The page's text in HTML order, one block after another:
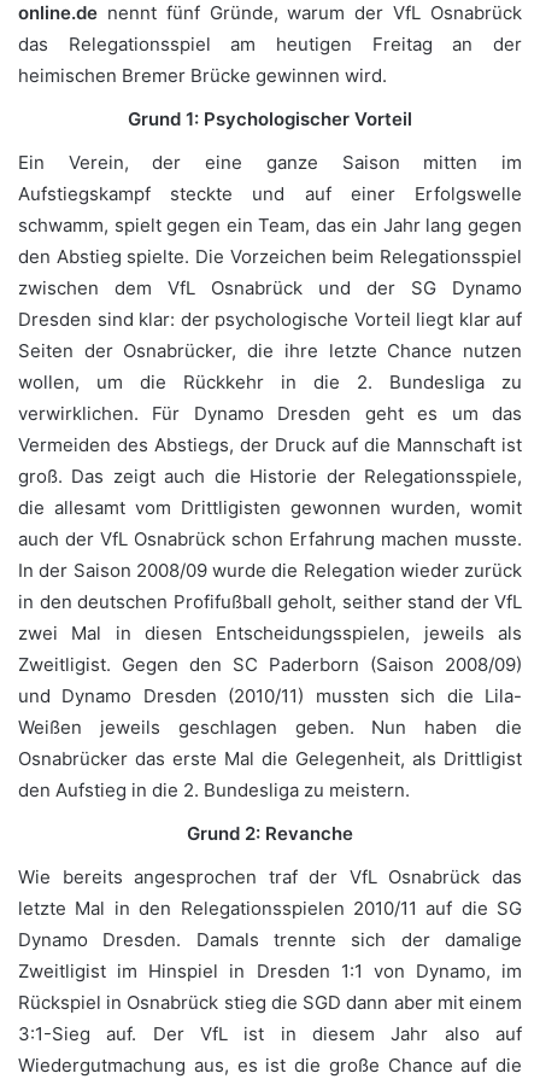
online.de nennt fünf Gründe, warum der VfL Osnabrück
das Relegationsspiel am heutigen Freitag an der
heimischen Bremer Brücke gewinnen wird.
Grund 1: Psychologischer Vorteil
Ein Verein, der eine ganze Saison mitten im
Aufstiegskampf steckte und auf einer Erfolgswelle
schwamm, spielt gegen ein Team, das ein Jahr lang gegen
den Abstieg spielte. Die Vorzeichen beim Relegationsspiel
zwischen dem VfL Osnabrück und der SG Dynamo
Dresden sind klar: der psychologische Vorteil liegt klar auf
Seiten der Osnabrücker, die ihre letzte Chance nutzen
wollen, um die Rückkehr in die 2. Bundesliga zu
verwirklichen. Für Dynamo Dresden geht es um das
Vermeiden des Abstiegs, der Druck auf die Mannschaft ist
groß. Das zeigt auch die Historie der Relegationsspiele,
die allesamt vom Drittligisten gewonnen wurden, womit
auch der VfL Osnabrück schon Erfahrung machen musste.
In der Saison 2008/09 wurde die Relegation wieder zurück
in den deutschen Profifußball geholt, seither stand der VfL
zwei Mal in diesen Entscheidungsspielen, jeweils als
Zweitligist. Gegen den SC Paderborn (Saison 2008/09)
und Dynamo Dresden (2010/11) mussten sich die Lila-
Weißen jeweils geschlagen geben. Nun haben die
Osnabrücker das erste Mal die Gelegenheit, als Drittligist
den Aufstieg in die 2. Bundesliga zu meistern.
Grund 2: Revanche
Wie bereits angesprochen traf der VfL Osnabrück das
letzte Mal in den Relegationsspielen 2010/11 auf die SG
Dynamo Dresden. Damals trennte sich der damalige
Zweitligist im Hinspiel in Dresden 1:1 von Dynamo, im
Rückspiel in Osnabrück stieg die SGD dann aber mit einem
3:1-Sieg auf. Der VfL ist in diesem Jahr also auf
Wiedergutmachung aus, es ist die große Chance auf die